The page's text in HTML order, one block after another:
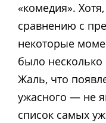
«комедия».
сравнению с
некоторые
было
Жаль, что
ужасного — не
список самых